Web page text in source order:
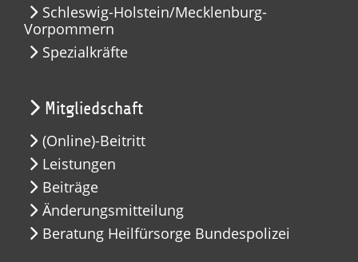
Schleswig-Holstein/Mecklenburg-
Vorpommern
Spezialkräfte
Mitgliedschaft
(Online)-Beitritt
Leistungen
Beiträge
Änderungsmitteilung
Beratung Heilfürsorge Bundespolizei